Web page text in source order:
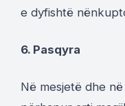
e dyfishtë
6. Pasqyra
Në mesjetë dhe